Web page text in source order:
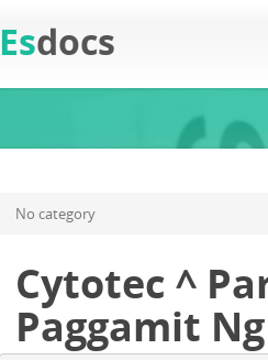
Esdocs
No category
Cytotec ^
Paggamit Ng